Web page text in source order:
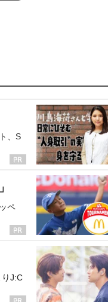
、S
ペ
J:C